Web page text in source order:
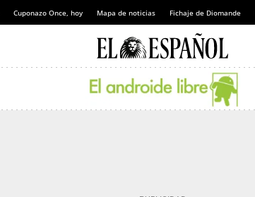
Cuponazo Once, hoy Mapa de noticias Fichaje de Diomande